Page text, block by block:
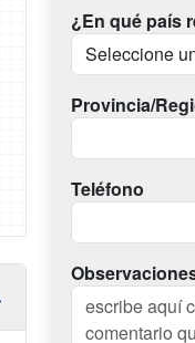
¿En qué país
Provincia/
Teléfono